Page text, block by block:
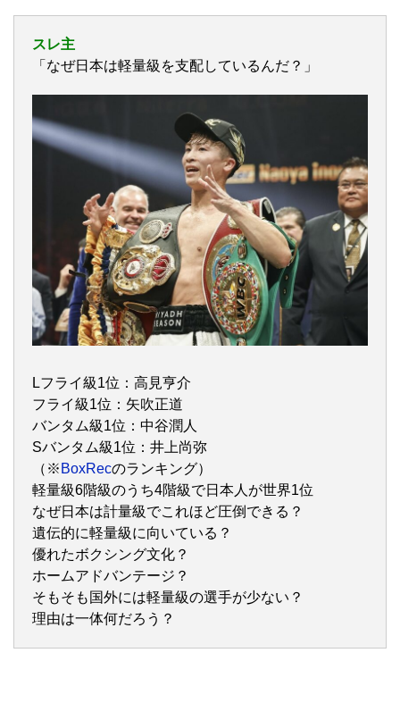
スレ主
「なぜ日本は軽量級を支配しているんだ？」
Lフライ級1位：高見亨介
フライ級1位：矢吹正道
バンタム級1位：中谷潤人
Sバンタム級1位：井上尚弥
（※ BoxRecのランキング）
軽量級6階級のうち4階級で日本人が世界1位
なぜ日本は計量級でこれほど圧倒できる？
遺伝的に軽量級に向いている？
優れたボクシング文化？
ホームアドバンテージ？
そもそも国外には軽量級の選手が少ない？
理由は一体何だろう？